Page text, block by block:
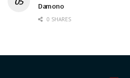
Damono
0 SHARES